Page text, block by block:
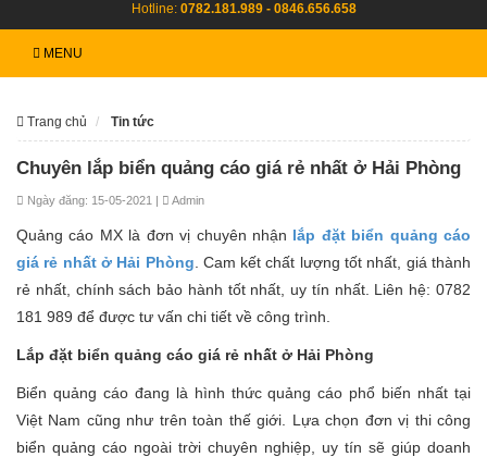
Hotline: 0782.181.989 - 0846.656.658
MENU
Trang chủ Tin tức
Chuyên lắp biển quảng cáo giá rẻ nhất ở Hải Phòng
Ngày đăng: 15-05-2021 | Admin
Quảng cáo MX là đơn vị chuyên nhận lắp đặt biển quảng cáo
giá rẻ nhất ở Hải Phòng . Cam kết chất lượng tốt nhất, giá thành
rẻ nhất, chính sách bảo hành tốt nhất, uy tín nhất. Liên hệ: 0782
181 989 để được tư vấn chi tiết về công trình.
Lắp đặt biển quảng cáo giá rẻ nhất ở Hải Phòng
Biển quảng cáo đang là hình thức quảng cáo phổ biến nhất tại
Việt Nam cũng như trên toàn thế giới. Lựa chọn đơn vị thi công
biển quảng cáo ngoài trời chuyên nghiệp, uy tín sẽ giúp doanh